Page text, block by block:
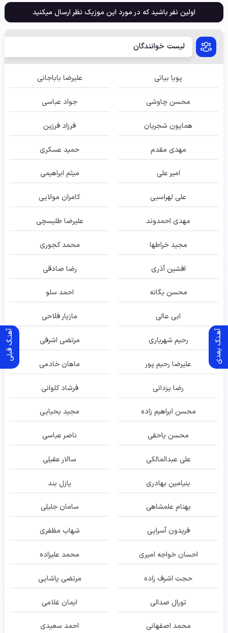
آهنـگ قبلی آهـنگ بعدی
اولین نفر باشید که در مورد این موزیک نظر ارسال میکنید
لیست خوانندگان
پویا بیاتی علیرضا باباجانی
محسن چاوشی جواد عباسی
همایون شجریان فرزاد فرزین
مهدی مقدم حمید عسکری
امیر علی میثم ابراهیمی
علی لهراسبی کامران مولایی
مهدی احمدوند علیرضا طلیسچی
مجید خراطها محمد کجوری
افشین آذری رضا صادقی
محسن یگانه احمد سلو
ابی عالی مازیار فلاحی
رحیم شهریاری مرتضی اشرفی
علیرضا رحیم پور ماهان خادمی
رضا یزدانی فرشاد کلوانی
محسن ابراهیم زاده مجید یحیایی
محسن یاحقی ناصر عباسی
علی عبدالمالکی سالار عقیلی
بنیامین بهادری پازل بند
بهنام علمشاهی سامان جلیلی
فریدون آسرایی شهاب مظفری
احسان خواجه امیری محمد علیزاده
حجت اشرف زاده مرتضی پاشایی
تورال صدالی ایمان غلامی
محمد اصفهانی احمد سعیدی